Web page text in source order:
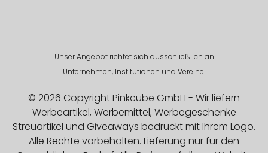
Unser Angebot richtet sich ausschließlich an
Unternehmen, Institutionen und Vereine.
© 2026 Copyright Pinkcube GmbH - Wir liefern
Werbeartikel, Werbemittel, Werbegeschenke
Streuartikel und Giveaways bedruckt mit Ihrem Logo.
Alle Rechte vorbehalten. Lieferung nur für den